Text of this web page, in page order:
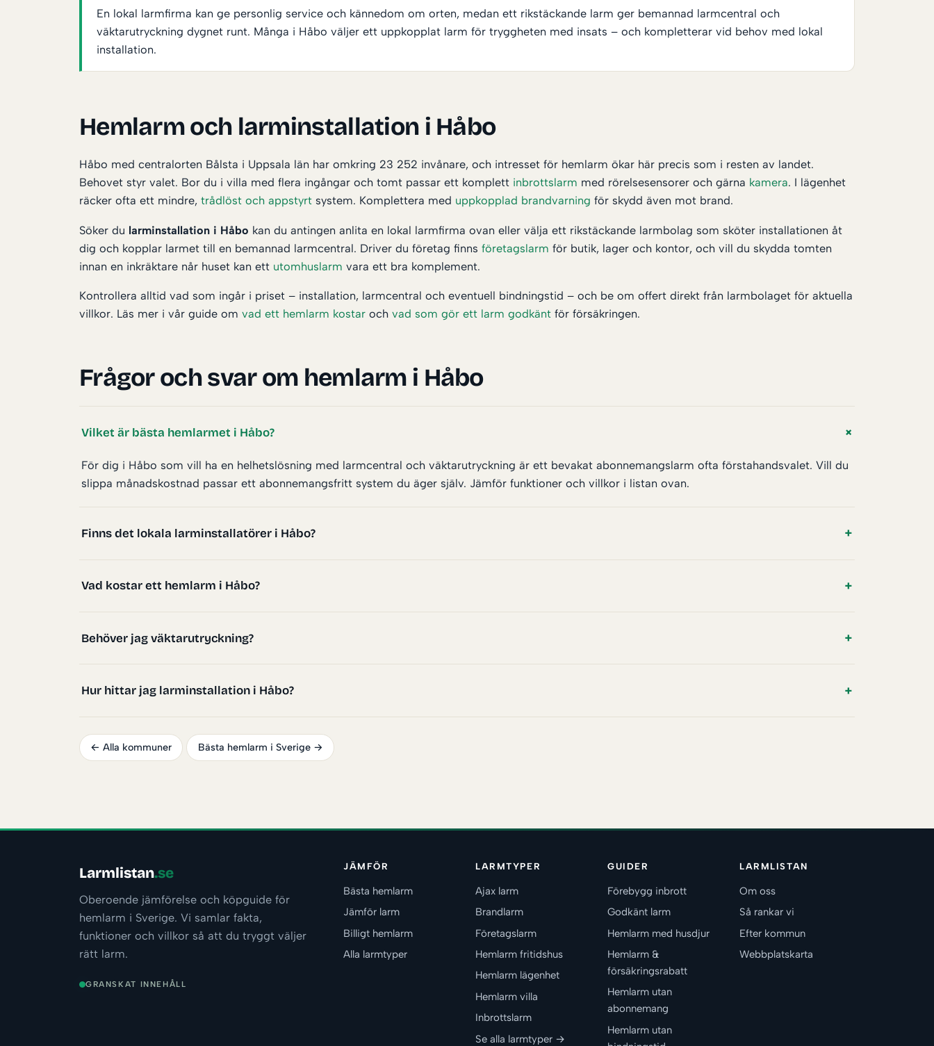
En lokal larmfirma kan ge personlig service och kännedom om orten, medan ett rikstäckande larm ger bemannad larmcentral och
väktarutryckning dygnet runt. Många i Håbo väljer ett uppkopplat larm för tryggheten med insats – och kompletterar vid behov med lokal
installation.
Hemlarm och larminstallation i Håbo
Håbo med centralorten Bålsta i Uppsala län har omkring 23 252 invånare, och intresset för hemlarm ökar här precis som i resten av landet.
Behovet styr valet. Bor du i villa med flera ingångar och tomt passar ett komplett inbrottslarm med rörelsesensorer och gärna kamera. I lägenhet
räcker ofta ett mindre, trådlöst och appstyrt system. Komplettera med uppkopplad brandvarning för skydd även mot brand.
Söker du larminstallation i Håbo kan du antingen anlita en lokal larmfirma ovan eller välja ett rikstäckande larmbolag som sköter installationen åt
dig och kopplar larmet till en bemannad larmcentral. Driver du företag finns företagslarm för butik, lager och kontor, och vill du skydda tomten
innan en inkräktare når huset kan ett utomhuslarm vara ett bra komplement.
Kontrollera alltid vad som ingår i priset – installation, larmcentral och eventuell bindningstid – och be om offert direkt från larmbolaget för aktuella
villkor. Läs mer i vår guide om vad ett hemlarm kostar och vad som gör ett larm godkänt för försäkringen.
Frågor och svar om hemlarm i Håbo
Vilket är bästa hemlarmet i Håbo?
För dig i Håbo som vill ha en helhetslösning med larmcentral och väktarutryckning är ett bevakat abonnemangslarm ofta förstahandsvalet. Vill du
slippa månadskostnad passar ett abonnemangsfritt system du äger själv. Jämför funktioner och villkor i listan ovan.
Finns det lokala larminstallatörer i Håbo?
Vad kostar ett hemlarm i Håbo?
Behöver jag väktarutryckning?
Hur hittar jag larminstallation i Håbo?
← Alla kommuner Bästa hemlarm i Sverige →
Larmlistan.se
Oberoende jämförelse och köpguide för
hemlarm i Sverige. Vi samlar fakta,
funktioner och villkor så att du tryggt väljer
rätt larm.
GRANSKAT INNEHÅLL
JÄMFÖR
Bästa hemlarm
Jämför larm
Billigt hemlarm
Alla larmtyper
LARMTYPER
Ajax larm
Brandlarm
Företagslarm
Hemlarm fritidshus
Hemlarm lägenhet
Hemlarm villa
Inbrottslarm
Se alla larmtyper →
GUIDER
Förebygg inbrott
Godkänt larm
Hemlarm med husdjur
Hemlarm &
försäkringsrabatt
Hemlarm utan
abonnemang
Hemlarm utan
LARMLISTAN
Om oss
Så rankar vi
Efter kommun
Webbplatskarta